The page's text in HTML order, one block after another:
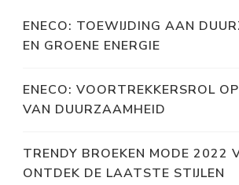
ENECO: TOEWIJDING AAN
EN GROENE ENERGIE
ENECO: VOORTREKKERSROL
VAN DUURZAAMHEID
TRENDY BROEKEN MODE 2022
ONTDEK DE LAATSTE STIJLEN